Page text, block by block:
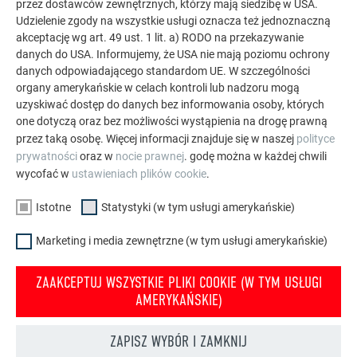
wszechstronne może być zastosowanie aluminium.
Odkryj więcej imponujących projektów z trwałymi
aluminiowymi rozwiązaniami PREFA na dachy, systemy
solarne i elewacje.
ZOBACZ WIĘCEJ REFERENCJI
przez dostawców zewnętrznych, którzy mają siedzibę w USA.
Udzielenie zgody na wszystkie usługi oznacza też jednoznaczną
akceptację wg art. 49 ust. 1 lit. a) RODO na przekazywanie
danych do USA. Informujemy, że USA nie mają poziomu ochrony
danych odpowiadającego standardom UE. W szczególności
organy amerykańskie w celach kontroli lub nadzoru mogą
uzyskiwać dostęp do danych bez informowania osoby, których
one dotyczą oraz bez możliwości wystąpienia na drogę prawną
przez taką osobę. Więcej informacji znajduje się w naszej polityce
prywatnościoraz w nocie prawnej. godę można w każdej chwili
wycofać w ustawieniach plików cookie.
Istotne Statystyki (w tym usługi amerykańskie)
Marketing i media zewnętrzne (w tym usługi amerykańskie)
ZAAKCEPTUJ WSZYSTKIE PLIKI COOKIE (W TYM USŁUGI
AMERYKAŃSKIE)
ZAPISZ WYBÓR I ZAMKNIJ